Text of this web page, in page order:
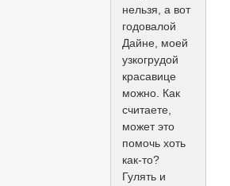
нельзя, а вот
годовалой
Дайне, моей
узкогрудой
красавице
можно. Как
считаете,
может это
помочь хоть
как-то?
Гулять и